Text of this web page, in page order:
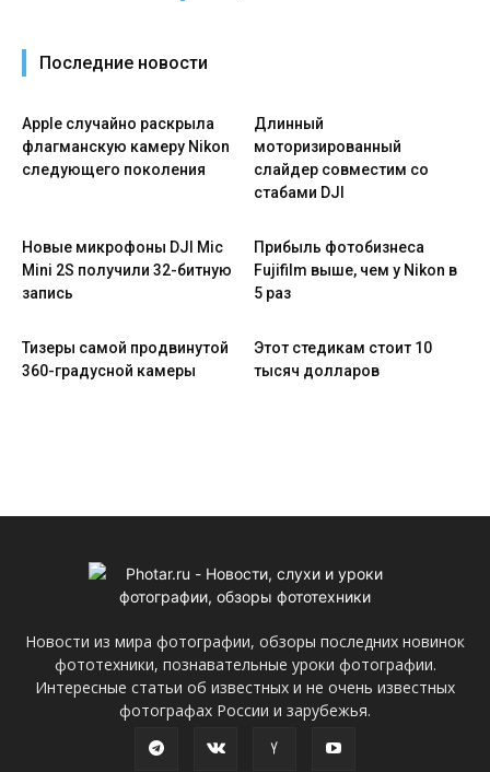
Последние новости
Apple случайно раскрыла
флагманскую камеру Nikon
следующего поколения
Длинный
моторизированный
слайдер совместим со
стабами DJI
Новые микрофоны DJI Mic
Mini 2S получили 32-битную
запись
Прибыль фотобизнеса
Fujifilm выше, чем у Nikon в
5 раз
Тизеры самой продвинутой
360-градусной камеры
Этот стедикам стоит 10
тысяч долларов
Новости из мира фотографии, обзоры последних новинок
фототехники, познавательные уроки фотографии.
Интересные статьи об известных и не очень известных
фотографах России и зарубежья.